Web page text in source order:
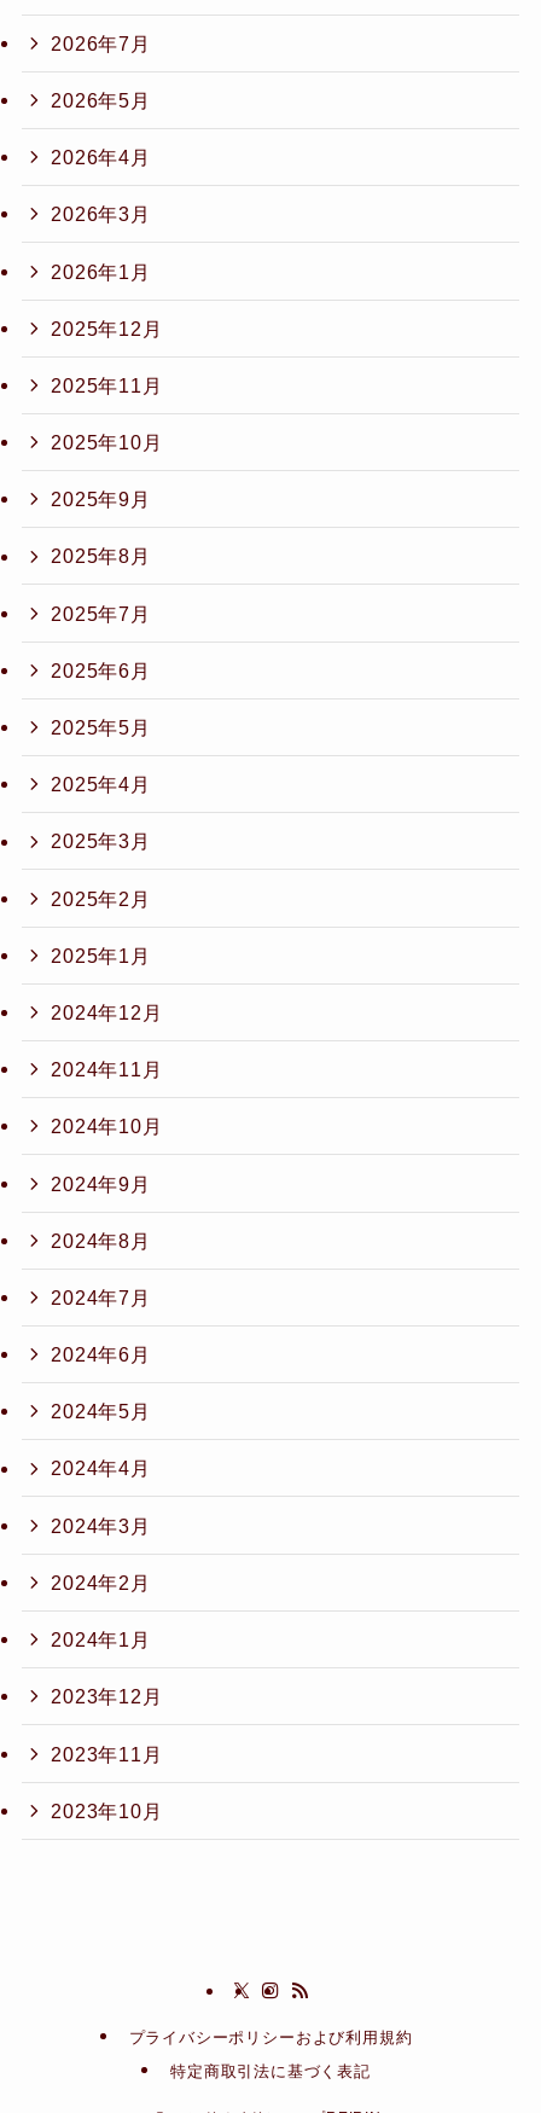
2026年7月
2026年5月
2026年4月
2026年3月
2026年1月
2025年12月
2025年11月
2025年10月
2025年9月
2025年8月
2025年7月
2025年6月
2025年5月
2025年4月
2025年3月
2025年2月
2025年1月
2024年12月
2024年11月
2024年10月
2024年9月
2024年8月
2024年7月
2024年6月
2024年5月
2024年4月
2024年3月
2024年2月
2024年1月
2023年12月
2023年11月
2023年10月
プライバシーポリシーおよび利用規約
特定商取引法に基づく表記